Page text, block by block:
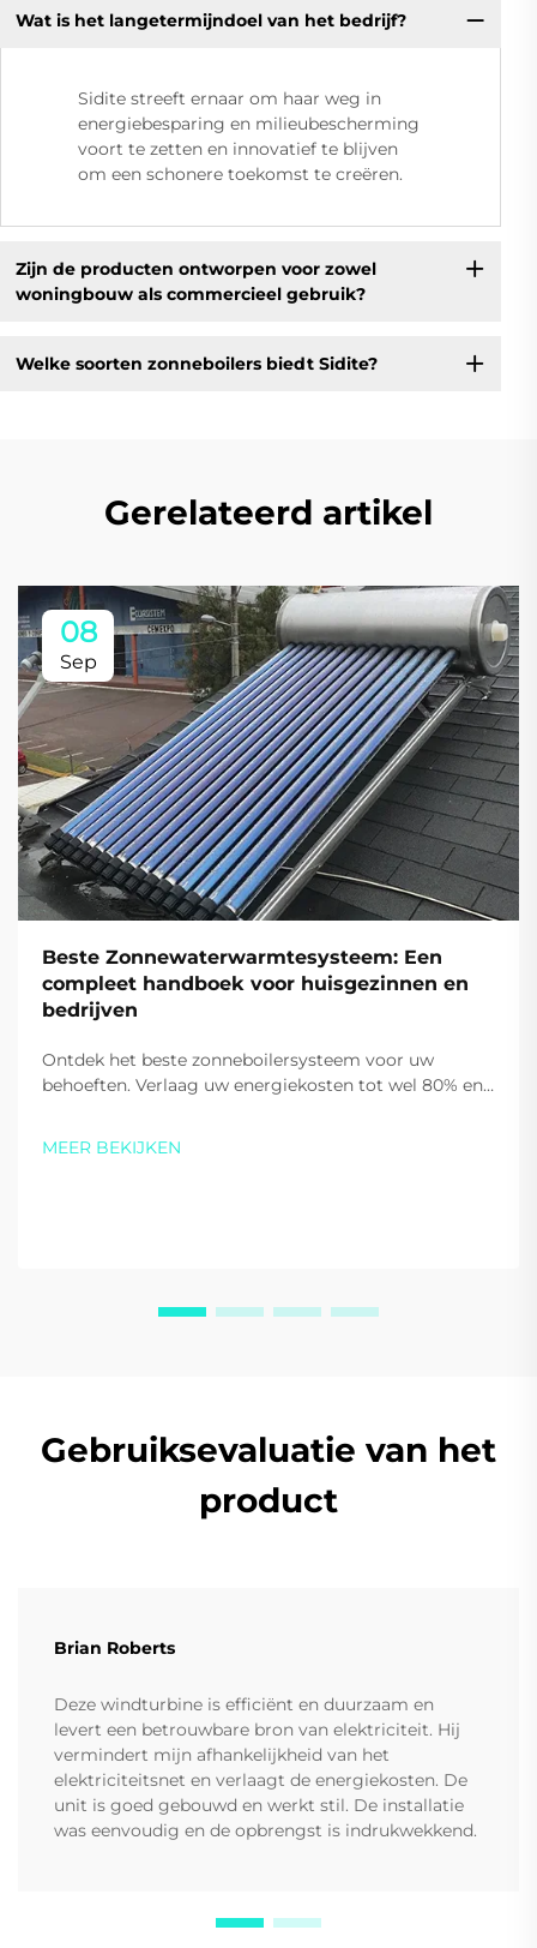
Wat is het langetermijndoel van het bedrijf?
Sidite streeft ernaar om haar weg in
energiebesparing en milieubescherming
voort te zetten en innovatief te blijven
om een schonere toekomst te creëren.
Zijn de producten ontworpen voor zowel
woningbouw als commercieel gebruik?
Welke soorten zonneboilers biedt Sidite?
Gerelateerd artikel
08
Sep
Beste Zonnewaterwarmtesysteem: Een
compleet handboek voor huisgezinnen en
bedrijven
Ontdek het beste zonneboilersysteem voor uw
behoeften. Verlaag uw energiekosten tot wel 80% en
persoonlijke offerte aan.
MEER BEKIJKEN
Gebruiksevaluatie van het
product
Brian Roberts
Deze windturbine is efficiënt en duurzaam en
levert een betrouwbare bron van elektriciteit. Hij
vermindert mijn afhankelijkheid van het
elektriciteitsnet en verlaagt de energiekosten. De
unit is goed gebouwd en werkt stil. De installatie
was eenvoudig en de opbrengst is indrukwekkend.